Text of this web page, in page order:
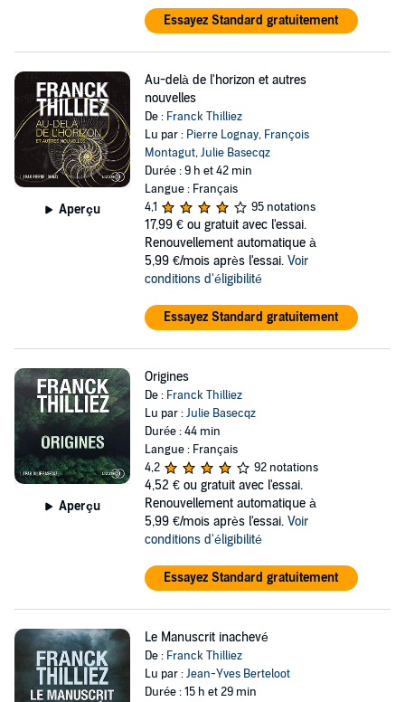
Essayez Standard gratuitement
Aperçu
Au-delà de l'horizon et autres
nouvelles
De : Franck Thilliez
Lu par : Pierre Lognay, François
Montagut,Julie Basecqz
Durée : 9 h et 42 min
Langue : Français
4,1
95 notations
17,99 € ou gratuit avec l'essai.
Renouvellement automatique à
5,99 €/mois après l'essai. Voir
conditions d'éligibilité
Essayez Standard gratuitement
Aperçu
Origines
De : Franck Thilliez
Lu par :Julie Basecqz
Durée : 44 min
Langue : Français
4,2
92 notations
4,52 € ou gratuit avec l'essai.
Renouvellement automatique à
5,99 €/mois après l'essai. Voir
conditions d'éligibilité
Essayez Standard gratuitement
Le Manuscrit inachevé
De : Franck Thilliez
Lu par :Jean-Yves Berteloot
Durée : 15 h et 29 min